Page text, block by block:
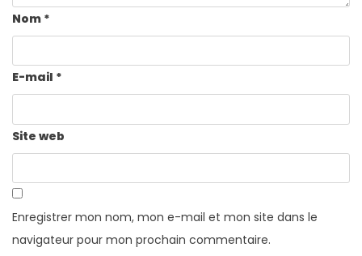
Nom *
E-mail *
Site web
Enregistrer mon nom, mon e-mail et mon site dans le
navigateur pour mon prochain commentaire.